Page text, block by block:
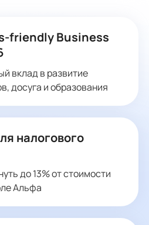
friendly Business
вклад в развитие
досуга и образования
налогового
до 13% от стоимости
Альфа